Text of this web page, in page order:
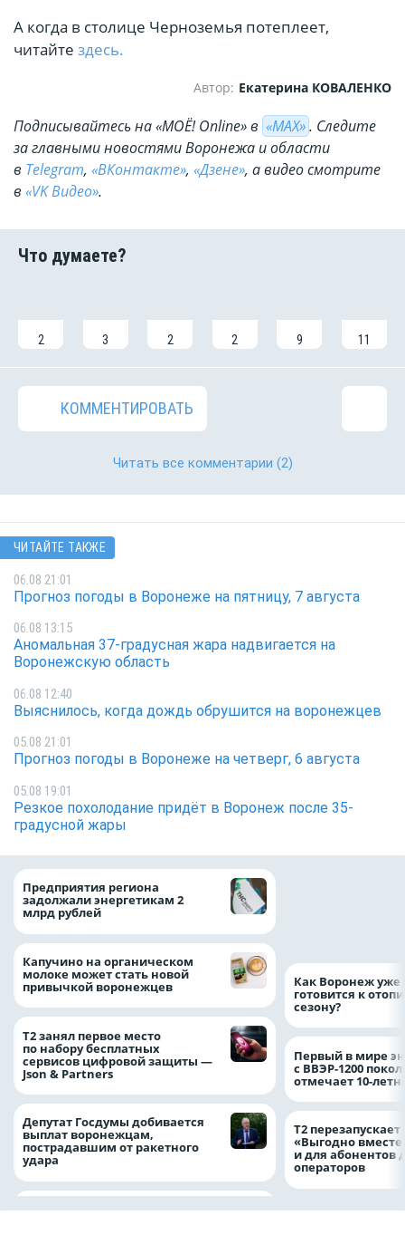
А когда в столице Черноземья потеплеет,
читайте здесь.
Автор: Екатерина КОВАЛЕНКО
Подписывайтесь на «МОЁ! Online» в «МАХ». Cледите
за главными новостями Воронежа и области
в Telegram, «ВКонтакте», «Дзене», а видео смотрите
в «VK Видео».
2 3 2 2 9 11
КОММЕНТИРОВАТЬ
Читать все комментарии (2)
ЧИТАЙТЕ ТАКЖЕ
06.08 21:01
Прогноз погоды в Воронеже на пятницу, 7 августа
06.08 13:15
Аномальная 37-градусная жара надвигается на
Воронежскую область
06.08 12:40
Выяснилось, когда дождь обрушится на воронежцев
05.08 21:01
Прогноз погоды в Воронеже на четверг, 6 августа
05.08 19:01
Резкое похолодание придёт в Воронеж после 35-
градусной жары
Предприятия региона
задолжали энергетикам 2
млрд рублей
Капучино на органическом
молоке может стать новой
привычкой воронежцев
Т2 занял первое место
по набору бесплатных
сервисов цифровой защиты —
Json & Partners
Депутат Госдумы добивается
выплат воронежцам,
пострадавшим от ракетного
удара
Как Воронеж уже
готовится к
сезону?
Первый в мире
с ВВЭР-1200
отмечает 10-
Т2
«Выгодно
и для абонентов
операторов